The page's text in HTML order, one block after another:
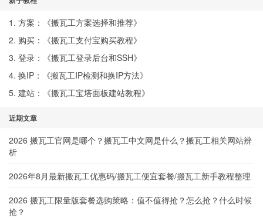
1. 方案：《搬瓦工方案选择和推荐》
2. 购买：《搬瓦工支付宝购买教程》
3. 登录：《搬瓦工登录后台和SSH》
4. 换IP：《搬瓦工IP检测和换IP方法》
5. 建站：《搬瓦工宝塔面板建站教程》
近期文章
2026 搬瓦工官网是哪个？搬瓦工中文网是什么？搬瓦工相关网站辨
析
2026年8月最新搬瓦工优惠码/搬瓦工便宜套餐/搬瓦工新手教程整理
2026 搬瓦工限量版套餐选购策略：值不值得抢？怎么抢？什么时候
抢？